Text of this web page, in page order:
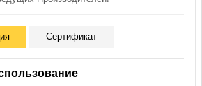
Сертификат